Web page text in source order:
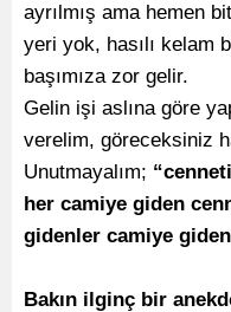
ayrılmış ama hemen
yeri yok, hasılı kelam
başımıza zor gelir.
Gelin işi aslına göre
verelim, göreceksiniz
Unutmayalım;
her camiye giden
gidenler camiye
Bakın ilginç bir